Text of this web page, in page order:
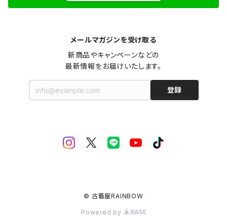
メールマガジンを受け取る
新商品やキャンペーンなどの
最新情報をお届けいたします。
登録
© 古着屋RAINBOW
Powered by